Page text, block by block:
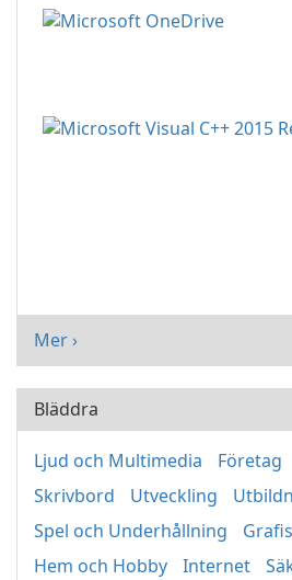
Mer ›
Bläddra
Ljud och Multimedia Företag
Skrivbord
Utveckling
Spel och Underhållning
Hem och Hobby
Internet